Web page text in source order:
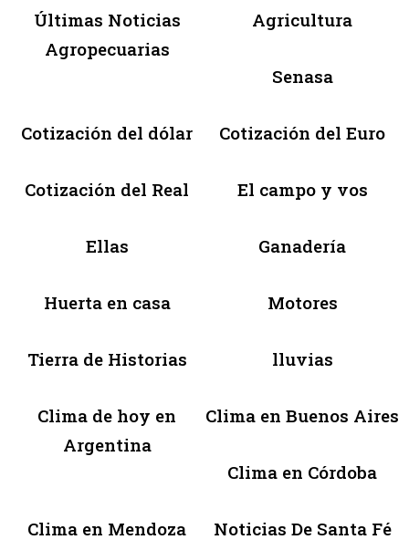
Últimas Noticias
Agropecuarias
Agricultura
Senasa
Cotización del dólar Cotización del Euro
Cotización del Real El campo y vos
Ellas Ganadería
Huerta en casa Motores
Tierra de Historias lluvias
Clima de hoy en
Argentina
Clima en Buenos Aires
Clima en Córdoba
Clima en Mendoza Noticias De Santa Fé